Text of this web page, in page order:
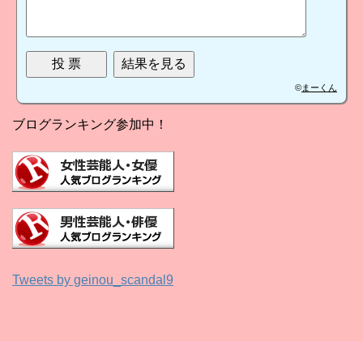
©まーくん
ブログランキング参加中！
Tweets by geinou_scandal9